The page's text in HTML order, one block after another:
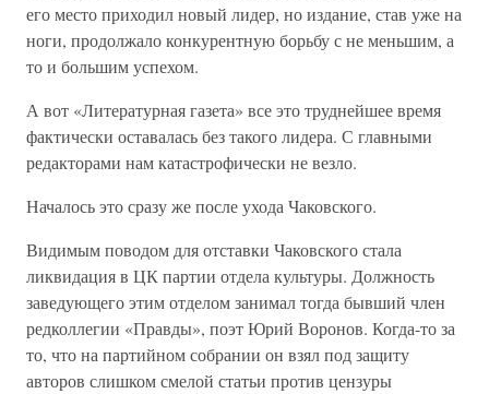
его место приходил новый лидер, но издание, став уже на
ноги, продолжало конкурентную борьбу с не меньшим, а
то и большим успехом.
А вот «Литературная газета» все это труднейшее время
фактически оставалась без такого лидера. С главными
редакторами нам катастрофически не везло.
Началось это сразу же после ухода Чаковского.
Видимым поводом для отставки Чаковского стала
ликвидация в ЦК партии отдела культуры. Должность
заведующего этим отделом занимал тогда бывший член
редколлегии «Правды», поэт Юрий Воронов. Когда-то за
то, что на партийном собрании он взял под защиту
авторов слишком смелой статьи против цензуры